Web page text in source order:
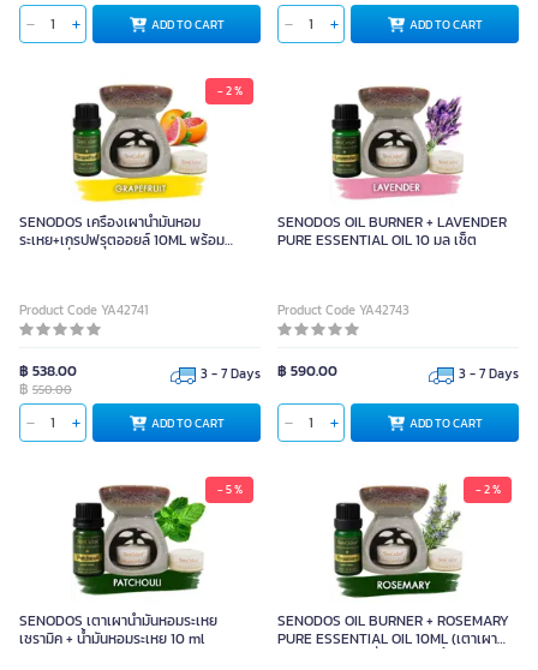
ADD TO CART ADD TO CART
- 2 %
SENODOS เครื่องเผาน้ำมันหอม
ระเหย+เกรปฟรุตออยล์ 10ML พร้อม
Product Code YA42741
฿ 538.00
฿ 550.00
3 - 7 Days
ADD TO CART
SENODOS OIL BURNER + LAVENDER
PURE ESSENTIAL OIL 10 มล เซ็ต
Product Code YA42743
฿ 590.00 3 - 7 Days
ADD TO CART
- 5 %
SENODOS เตาเผาน้ำมันหอมระเหย
เซรามิค + น้ำมันหอมระเหย 10 ml
- 2 %
SENODOS OIL BURNER + ROSEMARY
PURE ESSENTIAL OIL 10ML (เตาเผา